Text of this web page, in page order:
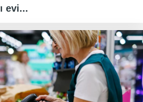
evi...